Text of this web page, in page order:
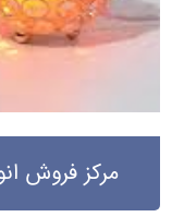
مرکز فروش